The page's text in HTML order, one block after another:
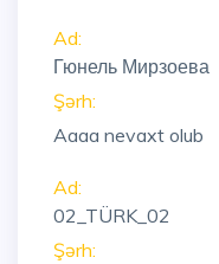
Ad:
Гюнель Мирзоева
Şərh:
Aaaa nevaxt olub
Ad:
02_TÜRK_02
Şərh: